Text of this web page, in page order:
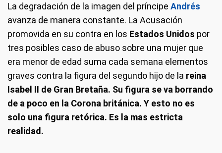
La degradación de la imagen del príncipe Andrés
avanza de manera constante. La Acusación
promovida en su contra en los Estados Unidos por
tres posibles caso de abuso sobre una mujer que
era menor de edad suma cada semana elementos
graves contra la figura del segundo hijo de la reina
Isabel II de Gran Bretaña. Su figura se va borrando
de a poco en la Corona británica. Y esto no es
solo una figura retórica. Es la mas estricta
realidad.